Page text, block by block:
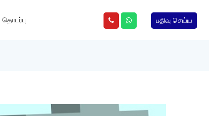
தொடர்பு பதிவு செய்ய